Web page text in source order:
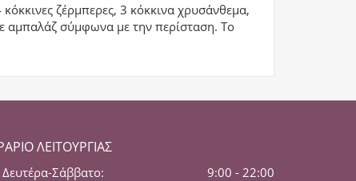
ζέρμπερες, 3 κόκκινα χρυσάνθεμα,
αμπαλάζ σύμφωνα με την περίσταση. Το
ΛΕΙΤΟΥΡΓΊΑΣ
Δευτέρα-Σάββατο:
9:00 - 22:00